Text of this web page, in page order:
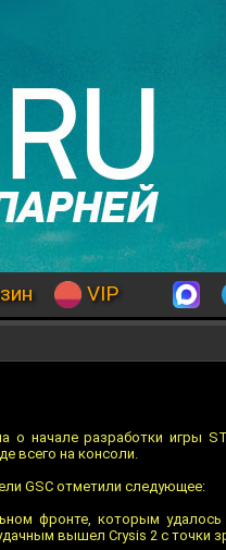
VIP
о начале разработки игры
всего на консоли.
GSC отметили следующее:
фронте, которым удалось
вышел Crysis 2 с точки